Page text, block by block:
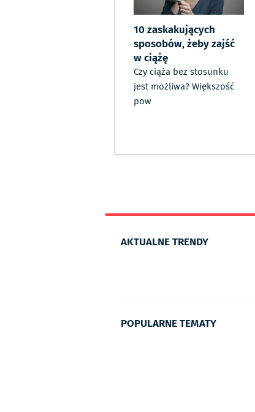
10 zaskakujących
sposobów, żeby zajść
w ciążę
Czy ciąża bez stosunku
jest możliwa? Większość
pow
AKTUALNE TRENDY
POPULARNE TEMATY